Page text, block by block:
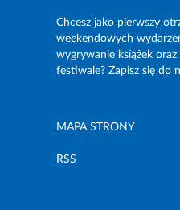
Chcesz jako pierwszy
weekendowych
wygrywanie książek
festiwale? Zapisz się do
MAPA STRONY
RSS